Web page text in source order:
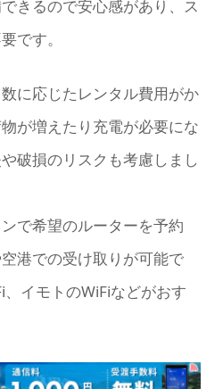
きるので安心感があり、ス
です。
に応じたレンタル費用がか
が増えたり充電が必要にな
破損のリスクも考慮しまし
で希望のルーターを予約
港での受け取りが可能で
イモトのWiFiなどがおす